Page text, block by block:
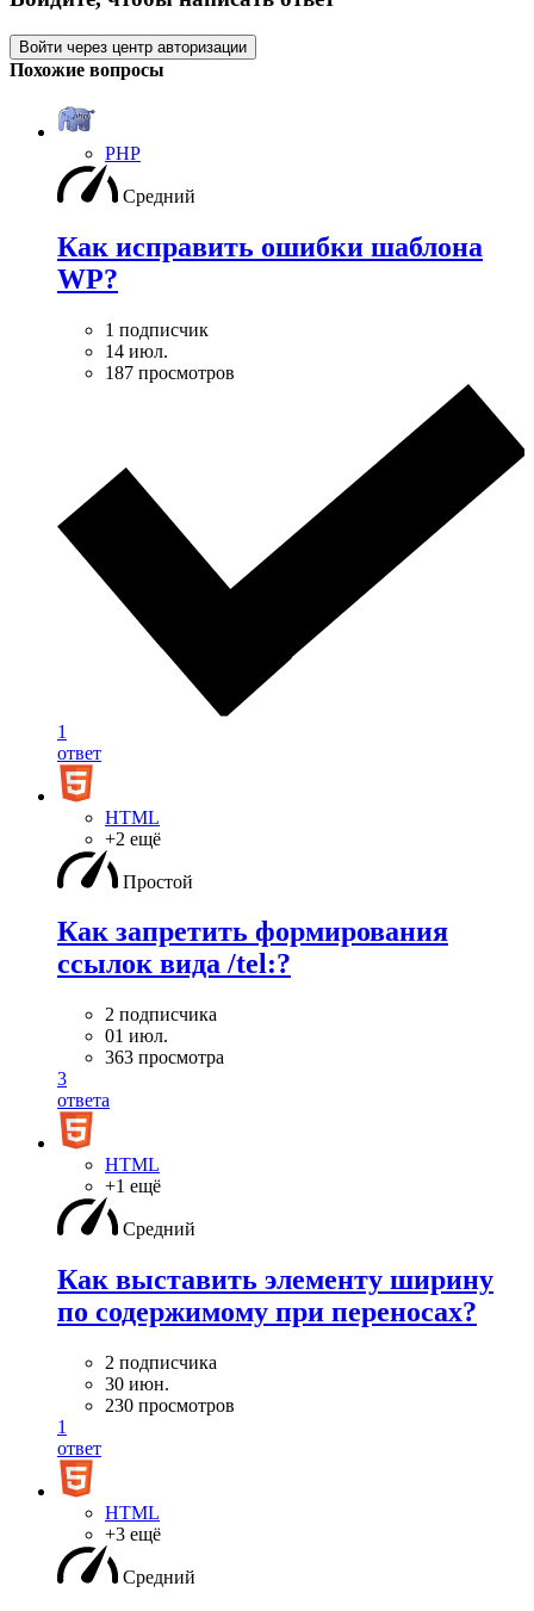
Войти через центр авторизации
Похожие вопросы
PHP
Средний
Как исправить ошибки шаблона
WP?
1 подписчик
14 июл.
187 просмотров
1
ответ
HTML
+2 ещё
Простой
Как запретить формирования
ссылок вида /tel:?
2 подписчика
01 июл.
363 просмотра
3
ответа
HTML
+1 ещё
Средний
Как выставить элементу ширину
по содержимому при переносах?
2 подписчика
30 июн.
230 просмотров
1
ответ
HTML
+3 ещё
Средний